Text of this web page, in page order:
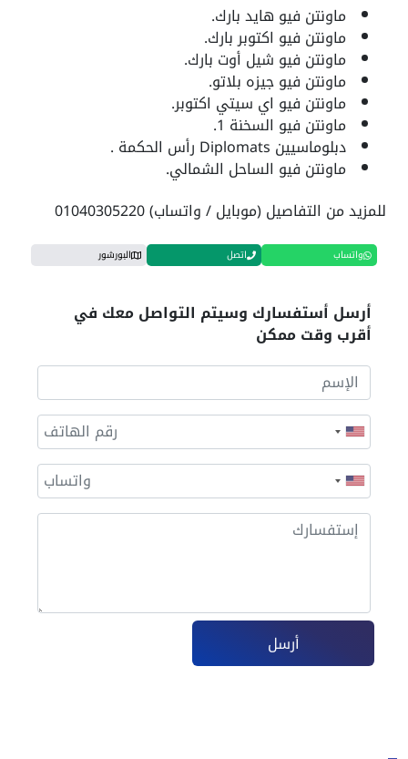
ماونتن فيو هايد بارك.
ماونتن فيو اكتوبر بارك.
ماونتن فيو شيل أوت بارك.
ماونتن فيو جيزه بلاتو.
ماونتن فيو اي سيتي اكتوبر.
ماونتن فيو السخنة 1.
دبلوماسيين Diplomats رأس الحكمة .
ماونتن فيو الساحل الشمالي.
للمزيد من التفاصيل (موبايل / واتساب) 01040305220
واتساب اتصل البورشور
أرسل أستفسارك وسيتم التواصل معك في
أقرب وقت ممكن
أرسل